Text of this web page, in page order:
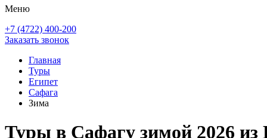
Меню
+7 (4722) 400-200
Заказать звонок
Главная
Туры
Египет
Сафага
Зима
Туры в Сафагу зимой 2026 из